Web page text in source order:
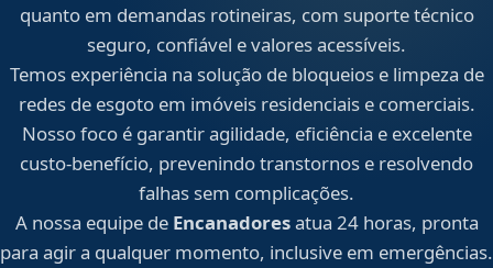
quanto em demandas rotineiras, com suporte técnico
seguro, confiável e valores acessíveis.
Temos experiência na solução de bloqueios e limpeza de
redes de esgoto em imóveis residenciais e comerciais.
Nosso foco é garantir agilidade, eficiência e excelente
custo-benefício, prevenindo transtornos e resolvendo
falhas sem complicações.
A nossa equipe de Encanadoresatua 24 horas, pronta
para agir a qualquer momento, inclusive em emergências.